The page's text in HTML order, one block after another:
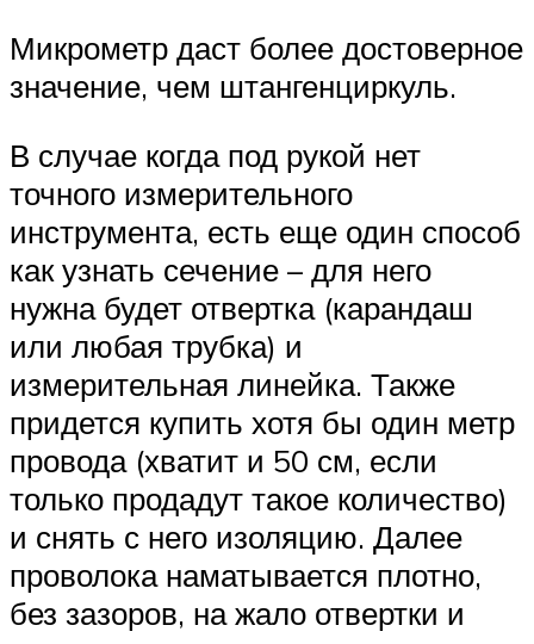
Микрометр даст более достоверное
значение, чем штангенциркуль.
В случае когда под рукой нет
точного измерительного
инструмента, есть еще один способ
как узнать сечение – для него
нужна будет отвертка (карандаш
или любая трубка) и
измерительная линейка. Также
придется купить хотя бы один метр
провода (хватит и 50 см, если
только продадут такое количество)
и снять с него изоляцию. Далее
проволока наматывается плотно,
без зазоров, на жало отвертки и